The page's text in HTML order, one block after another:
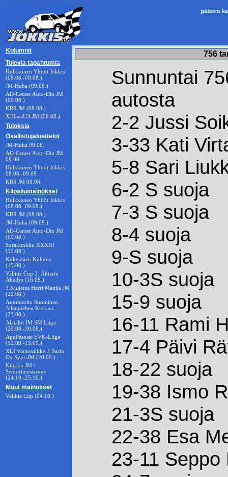
pääsivu
Kolumnit
Tulevia tapahtumia
Hulkkonen Yhtiöt Jokkis
(08.08.-09.08.)
JM-Huha (09.08.)
AD-Center Auto-Din JM
(09.08.)
KRS JM (08.08.)
X HausUA JM (08.08.)
Tuloksia
Osallistujaluettelot
JM-Huha 09.08.
AD-Center Auto-Din JM
09.08.
Hulkkonen Yhtiöt Jokkis
08.08.-09.08.
KRS JM 08.08.
Kilpailumainokset
Hulkkonen Yhtiöt Jokkis
(08.08.-09.08.)
KRS JM (08.08.)
JM-Huha (09.08.)
AD-Center Auto-Din JM
(09.08.)
Sorakunkku XXXIII
(15.08.)
Kokemäen Kuhmut
(15.08.)
Vallitie Cup 2. Ähtärin
Ähellys (16.08.)
3.Kuljetus Harri Mattila JM
(22.08.)
Autohuolto Suominen
Jokamiehen Kiekaus
(23.08.)
Alatalot JM SM Liiga
(29.08.-30.08.)
ApuPesoset EVK-Liiga
(12.09.-13.09.)
XLI Varaosaliike J. Sarin
Oy Syys-JM (20.09.)
Kinkku JM /
Seniorimestaruus
(24.10.-25.10.)
Muut mainokset
Vallitie Cup (04.10.)
756
Sunnuntai
autosta
2-2 Jussi
3-33 Kati
5-8 Sari
6-2 S suoja
7-3 S suoja
8-4 suoja
9-S suoja
10-3S suoja
15-9 suoja
16-11 Rami
17-4 Päivi
18-22 suoja
19-38 Ismo
21-3S suoja
22-38 Esa
23-11 Seppo